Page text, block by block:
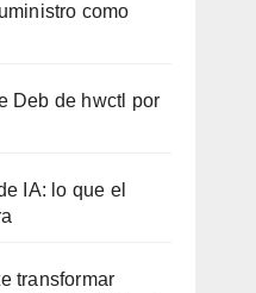
como
Deb de hwctl por
IA: lo que el
transformar